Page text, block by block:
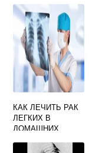
КАК ЛЕЧИТЬ РАК
ЛЕГКИХ В
ДОМАШНИХ